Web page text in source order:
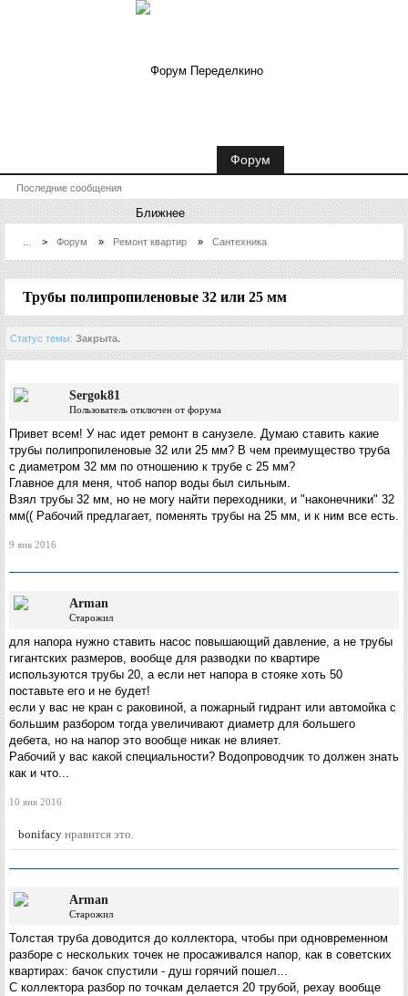
> Форум » Ремонт квартир » Сантехника
Трубы полипропиленовые 32 или 25 мм
Статус темы: Закрыта.
Sergok81
Пользователь отключен от форума
Привет всем! У нас идет ремонт в санузеле. Думаю ставить какие
трубы полипропиленовые 32 или 25 мм? В чем преимущество труба
с диаметром 32 мм по отношению к трубе с 25 мм?
Главное для меня, чтоб напор воды был сильным.
Взял трубы 32 мм, но не могу найти переходники, и "наконечники" 32
мм(( Рабочий предлагает, поменять трубы на 25 мм, и к ним все есть.
9 янв 2016
Arman
Старожил
для напора нужно ставить насос повышающий давление, а не трубы
гигантских размеров, вообще для разводки по квартире
используются трубы 20, а если нет напора в стояке хоть 50
поставьте его и не будет!
если у вас не кран с раковиной, а пожарный гидрант или автомойка с
большим разбором тогда увеличивают диаметр для большего
дебета, но на напор это вообще никак не влияет.
Рабочий у вас какой специальности? Водопроводчик то должен знать
как и что...
10 янв 2016
bonifacy нравится это.
Arman
Старожил
Толстая труба доводится до коллектора, чтобы при одновременном
разборе с нескольких точек не просаживался напор, как в советских
квартирах: бачок спустили - душ горячий пошел...
С коллектора разбор по точкам делается 20 трубой, рехау вообще
Форум
Последние сообщения